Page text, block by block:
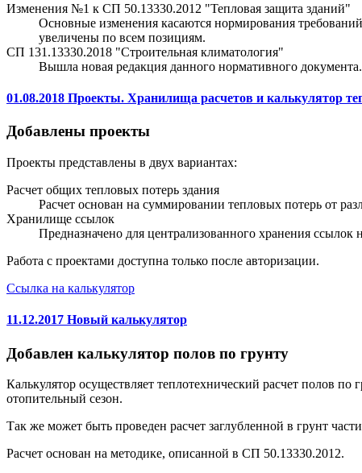
Изменения №1 к СП 50.13330.2012 "Тепловая защита зданий"
Основные изменения касаются нормирования
увеличены по всем позициям.
СП 131.13330.2018 "Строительная климатология"
Вышла новая редакция данного нормативного
01.08.2018 Проекты. Хранилища расчетов и калькулятор
Добавлены проекты
Проекты представлены в двух вариантах:
Расчет общих тепловых потерь здания
Расчет основан на суммировании тепловых потерь от
Хранилище ссылок
Предназначено для централизованного хранения
Работа с проектами доступна только после авторизации.
Ссылка на калькулятор
11.12.2017 Новый калькулятор
Добавлен калькулятор полов по грунту
Калькулятор осуществляет теплотехнический расчет полов
отопительный сезон.
Так же может быть проведен расчет заглубленной в грунт
Расчет основан на методике, описанной в СП 50.13330.2012.